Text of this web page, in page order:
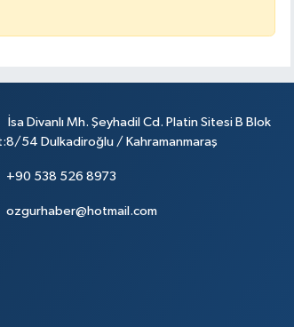
İsa Divanlı Mh. Şeyhadil Cd. Platin Sitesi B Blok
54 Dulkadiroğlu / Kahramanmaraş
+90 538 526 8973
ozgurhaber@hotmail.com